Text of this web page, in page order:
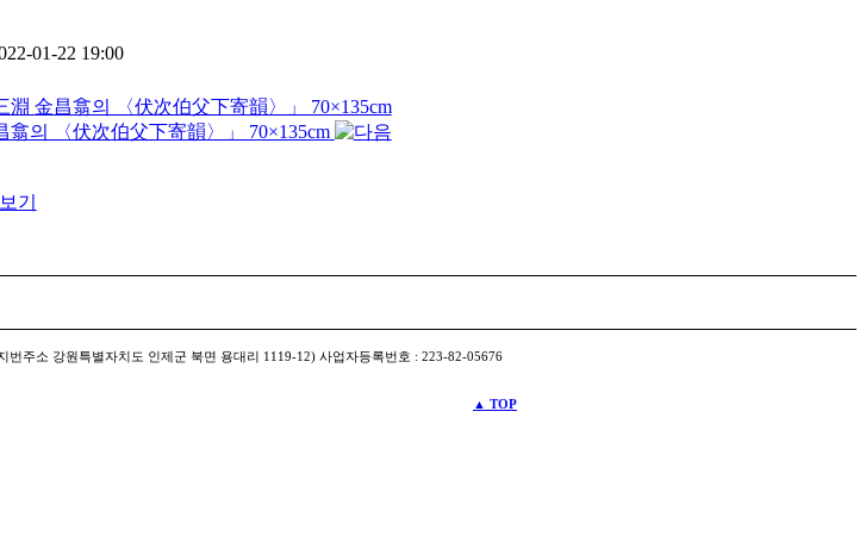
01-22 19:00
淵 金昌翕의 〈伏次伯父下寄韻〉」 70×135cm
翕의 〈伏次伯父下寄韻〉」 70×135cm
기
소 강원특별자치도 인제군 북면 용대리 1119-12) 사업자등록번호 : 223-82-05676
▲ TOP